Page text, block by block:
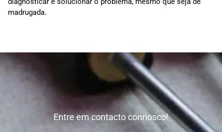
madrugada.
Entre em contacto connosco!